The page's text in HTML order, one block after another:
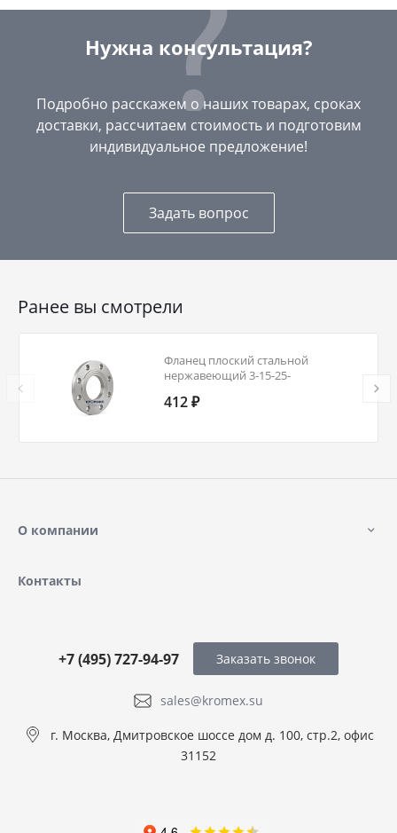
Нужна консультация?
Подробно расскажем о наших товарах, сроках
доставки, рассчитаем стоимость и подготовим
индивидуальное предложение!
Задать вопрос
Ранее вы смотрели
Фланец плоский стальной
нержавеющий 3-15-25-
Ру 25
412 ₽
О компании
Контакты
sales@kromex.su
+7 (495) 727-94-97
г. Москва, Дмитровское шоссе дом д. 100, стр.2, офис
31152
Заказать звонок